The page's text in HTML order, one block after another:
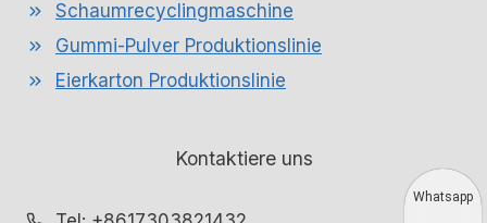
Schaumrecyclingmaschine
Gummi-Pulver Produktionslinie
Eierkarton Produktionslinie
Kontaktiere uns
Whatsapp